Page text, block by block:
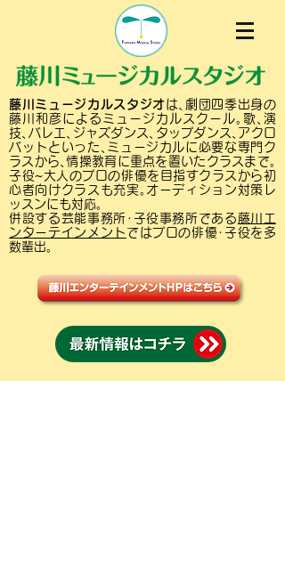
藤川ミュージカルスタジオは､劇団四季出身の
藤川和彦によるミュージカルスクール｡歌､演
技､バレエ､ジャズダンス､タップダンス､アクロ
バットといった､ミュージカルに必要な専門ク
ラスから､情操教育に重点を置いたクラスまで｡
子役~大人のプロの俳優を目指すクラスから初
心者向けクラスも充実｡オーディション対策レ
ッスンにも対応｡
併設する芸能事務所･子役事務所である 藤川エ
ンターテインメント ではプロの俳優･子役を多
数輩出｡